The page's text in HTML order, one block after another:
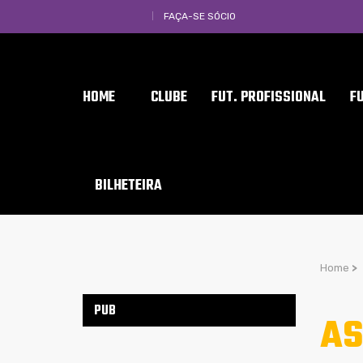
FAÇA-SE SÓCIO
HOME CLUBE FUT. PROFISSIONAL
BILHETEIRA
Home >
PUB